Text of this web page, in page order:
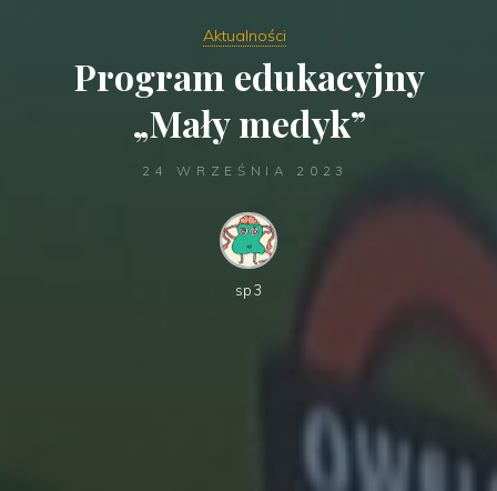
Aktualności
Program edukacyjny
„Mały medyk”
24 WRZEŚNIA 2023
sp3